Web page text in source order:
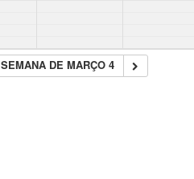
SEMANA DE MARÇO 4